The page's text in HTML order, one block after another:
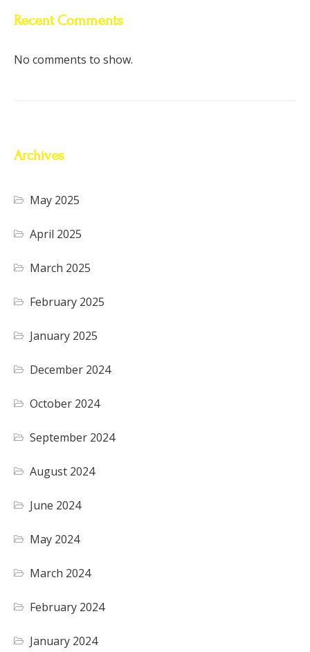
Recent Comments
No comments to show.
Archives
May 2025
April 2025
March 2025
February 2025
January 2025
December 2024
October 2024
September 2024
August 2024
June 2024
May 2024
March 2024
February 2024
January 2024